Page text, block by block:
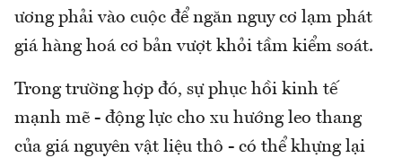
ương phải vào cuộc để ngăn nguy cơ lạm phát
giá hàng hoá cơ bản vượt khỏi tầm kiểm soát.
Trong trường hợp đó, sự phục hồi kinh tế
mạnh mẽ - động lực cho xu hướng leo thang
của giá nguyên vật liệu thô - có thể khựng lại